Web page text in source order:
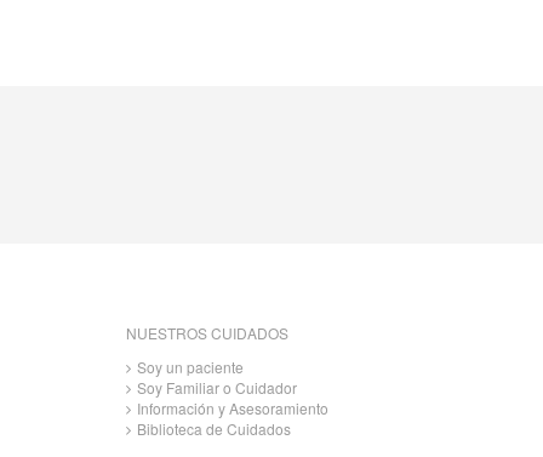
NUESTROS CUIDADOS
Soy un paciente
Soy Familiar o Cuidador
Información y Asesoramiento
Biblioteca de Cuidados